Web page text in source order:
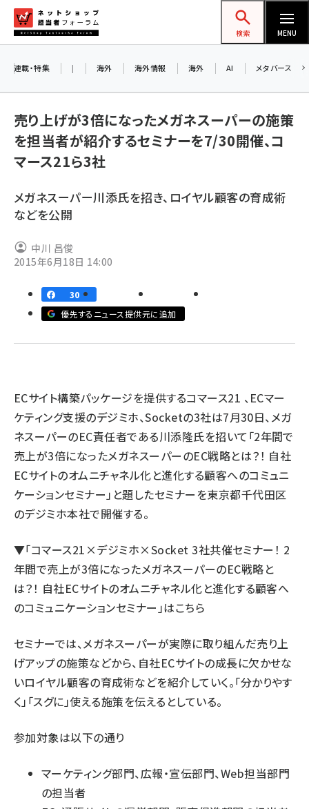
ン
ネットショップ担当者フォーラム
検索 MENU
amazon (2255)
楽天 (1874)
アスクル (1122)
ビィ・フォアード (776)
連載・特集 | 海外 海外情報 海外 AI メタバース
売り上げが3倍になったメガネスーパーの施策
を担当者が紹介するセミナーを7/30開催、コ
マース21ら3社
メガネスーパー川添氏を招き、ロイヤル顧客の育成術
などを公開
中川 昌俊
2015年6月18日 14:00
30
優先するニュース提供元に追加
ECサイト構築パッケージを提供するコマース21 、ECマー
ケティング支援のデジミホ、Socketの3社は7月30日、メガ
ネスーパーのEC責任者である川添隆氏を招いて「2年間で
売上が3倍になったメガネスーパーのEC戦略とは？！ 自社
ECサイトのオムニチャネル化と進化する顧客へのコミュニ
ケーションセミナー」と題したセミナーを東京都千代田区
のデジミホ本社で開催する。
▼「コマース21×デジミホ×Socket 3社共催セミナー！ 2
年間で売上が3倍になったメガネスーパーのEC戦略と
は？！ 自社ECサイトのオムニチャネル化と進化する顧客へ
のコミュニケーションセミナー」はこちら
セミナーでは、メガネスーパーが実際に取り組んだ売り上
げアップの施策などから、自社ECサイトの成長に欠かせな
いロイヤル顧客の育成術などを紹介していく。「分かりやす
く」「スグに」使える施策を伝えるとしている。
参加対象は以下の通り
マーケティング部門、広報・宣伝部門、Web担当部門
の担当者
お知ら
AIが
アル
交流
参加